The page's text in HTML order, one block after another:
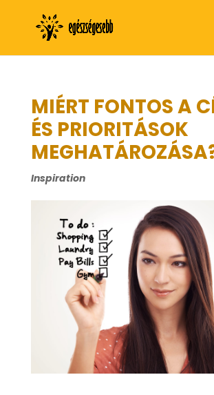
MIÉRT FONTOS A
ÉS PRIORITÁSOK
Inspiration